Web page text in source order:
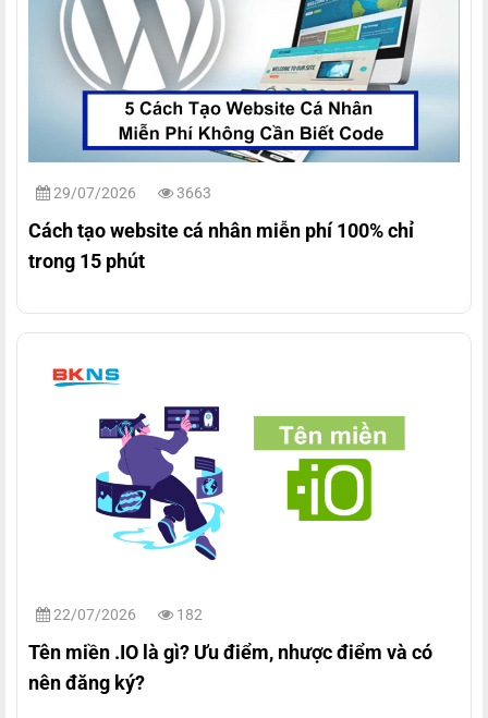
29/07/2026 3663
Cách tạo website cá nhân miễn phí 100% chỉ
trong 15 phút
22/07/2026 182
Tên miền .IO là gì? Ưu điểm, nhược điểm và có
nên đăng ký?